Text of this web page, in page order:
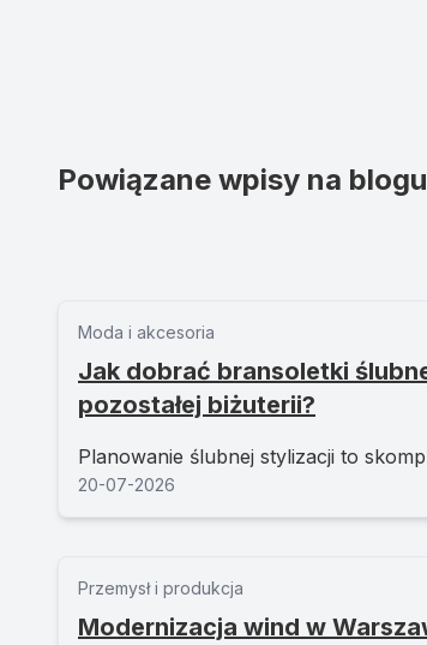
Powiązane wpisy na blogu
Moda i akcesoria
Jak dobrać bransoletki
pozostałej biżuterii?
Planowanie ślubnej stylizacji to
20-07-2026
Przemysł i produkcja
Modernizacja wind w